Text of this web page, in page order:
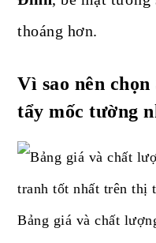
thoáng hơn.
Vì sao nên
tẩy mốc tường
Bảng giá và chất